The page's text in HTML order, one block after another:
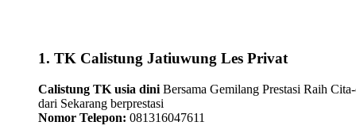
1. TK Calistung Jatiuwung Les Privat
Calistung TK usia dini Bersama Gemilang Prestasi Raih
dari Sekarang berprestasi
Nomor Telepon: 081316047611